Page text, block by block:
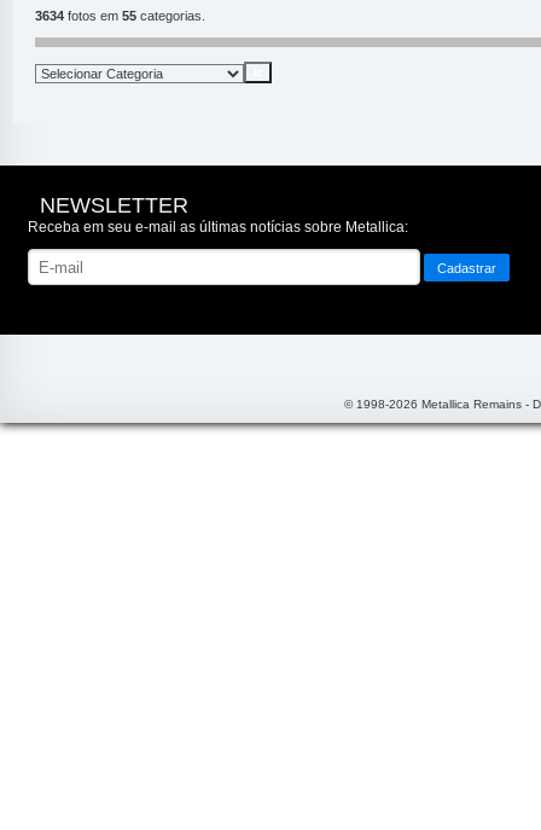
3634 fotos em 55 categorias.
NEWSLETTER
Receba em seu e-mail as últimas notícias sobre Metallica:
© 1998-2026 Metallica Remains -